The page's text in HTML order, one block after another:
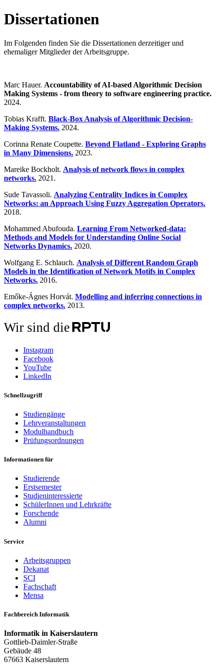
Dissertationen
Im Folgenden finden Sie die Dissertationen derzeitiger und
ehemaliger Mitglieder der Arbeitsgruppe.
Marc Hauer. Accountability of AI-based Algorithmic Decision
Making Systems - from theory to software engineering practice.
2024.
Tobias Krafft. Black-Box Analysis of Algorithmic Decision-
Making Systems. 2024.
Corinna Renate Coupette. Beyond Flatland - Exploring Graphs
in Many Dimensions. 2023.
Mareike Bockholt. Analysis of network flows in complex
networks. 2021.
Sude Tavassoli. Analyzing Centrality Indices in Complex
Networks: an Approach Using Fuzzy Aggregation Operators.
2018.
Mohammed Abufouda. Learning From Networked-data:
Methods and Models for Understanding Online Social
Networks Dynamics. 2020.
Wolfgang E. Schlauch. Analysis of Different Random Graph
Models in the Identification of Network Motifs in Complex
Networks. 2016.
Emőke-Ágnes Horvát. Modelling and inferring connections in
complex networks. 2013.
Wir sind die
Instagram
Facebook
YouTube
LinkedIn
Schnellzugriff
Studiengänge
Lehrveranstaltungen
Modulhandbuch
Prüfungsordnungen
Informationen für
Studierende
Erstsemester
Studieninteressierte
SchülerInnen und Lehrkräfte
Forschende
Alumni
Service
Arbeitsgruppen
Dekanat
SCI
Fachschaft
Mensa
Fachbereich Informatik
Informatik in Kaiserslautern
Gottlieb-Daimler-Straße
Gebäude 48
67663 Kaiserslautern